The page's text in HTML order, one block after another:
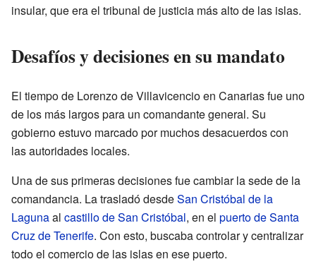
insular, que era el tribunal de justicia más alto de las islas.
Desafíos y decisiones en su mandato
El tiempo de Lorenzo de Villavicencio en Canarias fue uno
de los más largos para un comandante general. Su
gobierno estuvo marcado por muchos desacuerdos con
las autoridades locales.
Una de sus primeras decisiones fue cambiar la sede de la
comandancia. La trasladó desdeSan Cristóbal de la
Lagunaal castillo de San Cristóbal, en el puerto de Santa
Cruz de Tenerife. Con esto, buscaba controlar y centralizar
todo el comercio de las islas en ese puerto.